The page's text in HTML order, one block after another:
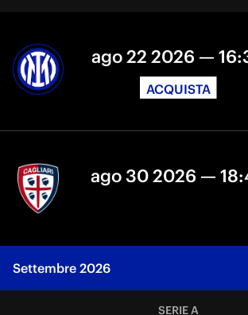
ago 22 2026 —
ACQUISTA
ago 30 2026 —
Settembre 2026
SERIE A